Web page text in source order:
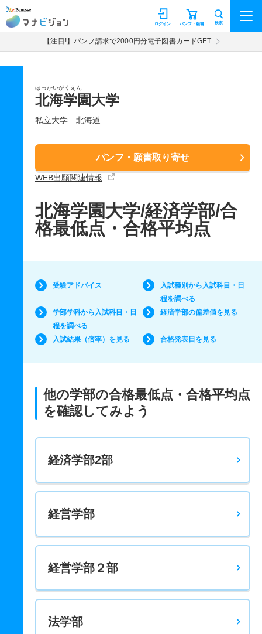
マナビジョン パンフ・願書
ログイン 検索
【注目!】パンフ請求で2000円分電子図書カードGET
ほっかいがくえん
北海学園大学
私立大学 北海道
パンフ・願書取り寄せ
WEB出願関連情報
北海学園大学/経済学部/合
格最低点・合格平均点
受験アドバイス
入試種別から入試科目・日
程を調べる
学部学科から入試科目・日
程を調べる
経済学部の偏差値を見る
入試結果（倍率）を見る 合格発表日を見る
他の学部の合格最低点・合格平均点
を確認してみよう
経済学部2部
経営学部
経営学部２部
法学部